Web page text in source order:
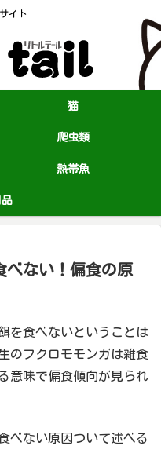
イト
猫
爬虫類
熱帯魚
べない！偏食の原
を食べないということは
のフクロモモンガは雑食
意味で偏食傾向が見られ
べない原因ついて述べる